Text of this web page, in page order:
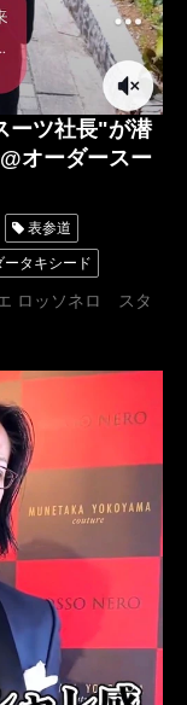
ーツ社長"が潜
オーダースー
表参道
ータキシード
タイ 人気
ド名古屋
ル東京
横浜
アパレル社長
ロッソネロ スタ